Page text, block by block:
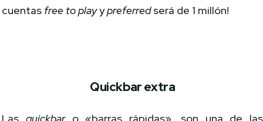
cuentas free to playypreferredserá de 1 millón!
Quickbar extra
Las quickbaro «barras rápidas», son una de las